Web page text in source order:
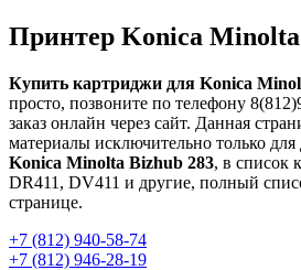
Принтер Konica
Купить картриджи для Konica
просто, позвоните по телефону
заказ онлайн через сайт. Данная
материалы исключительно только для
Konica Minolta Bizhub 283, в список
DR411, DV411 и другие, полный
странице.
+7 (812) 940-58-74
+7 (812) 946-28-19